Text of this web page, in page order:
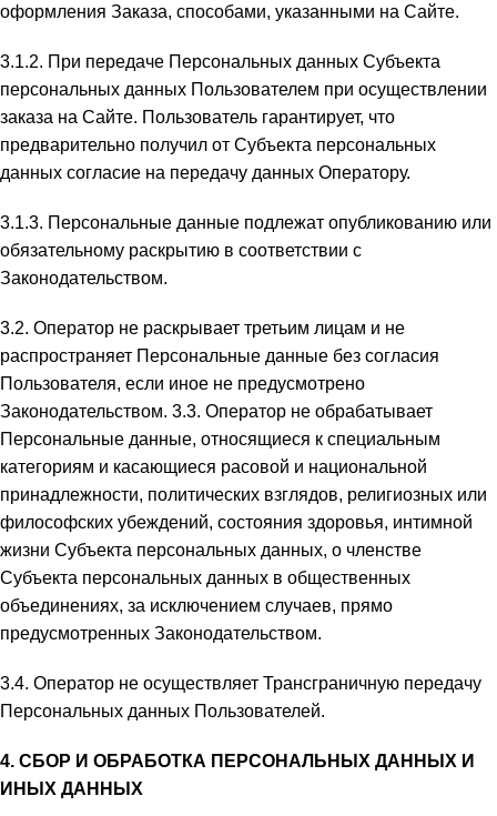
оформления Заказа, способами, указанными на Сайте.
3.1.2. При передаче Персональных данных Субъекта
персональных данных Пользователем при осуществлении
заказа на Сайте. Пользователь гарантирует, что
предварительно получил от Субъекта персональных
данных согласие на передачу данных Оператору.
3.1.3. Персональные данные подлежат опубликованию или
обязательному раскрытию в соответствии с
Законодательством.
3.2. Оператор не раскрывает третьим лицам и не
распространяет Персональные данные без согласия
Пользователя, если иное не предусмотрено
Законодательством. 3.3. Оператор не обрабатывает
Персональные данные, относящиеся к специальным
категориям и касающиеся расовой и национальной
принадлежности, политических взглядов, религиозных или
философских убеждений, состояния здоровья, интимной
жизни Субъекта персональных данных, о членстве
Субъекта персональных данных в общественных
объединениях, за исключением случаев, прямо
предусмотренных Законодательством.
3.4. Оператор не осуществляет Трансграничную передачу
Персональных данных Пользователей.
4. СБОР И ОБРАБОТКА ПЕРСОНАЛЬНЫХ ДАННЫХ И
ИНЫХ ДАННЫХ